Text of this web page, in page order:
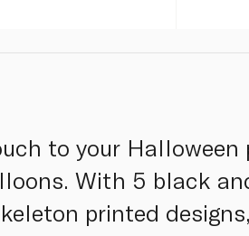
to your
With 5 black
printed